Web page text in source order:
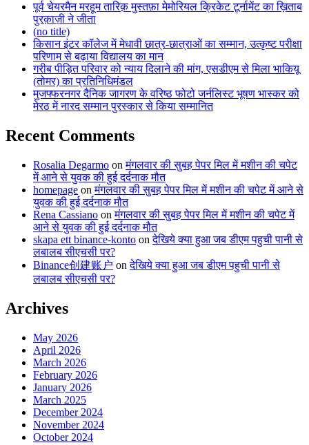
पूर्व चेयरमैन मरहूम तारिक़ मुस्तफ़ा मेमोरियल क्रिकेट टूर्नामेंट का ख़िताब
पुरक़ाज़ी ने जीता
(no title)
किसान इंटर कॉलेज में मेधावी छात्र-छात्राओं का सम्मान, उत्कृष्ट परीक्षा
परिणाम से बढ़ाया विद्यालय का मान
गरीब पीड़ित परिवार को न्याय दिलाने की मांग, एसडीएम से मिला भाकियू
(तोमर) का प्रतिनिधिमंडल
मुजफ्फरनगर दैनिक जागरण के वरिष्ठ फोटो जर्नलिस्ट भूषण भास्कर को
मेरठ में नारद सम्मान पुरस्कार से किया सम्मानित
Recent Comments
Rosalia Degarmo onमंगलवार की सुबह पेपर मिल में मशीन की चपेट
में आने से युवक की हुई दर्दनाक मौत
homepage onमंगलवार की सुबह पेपर मिल में मशीन की चपेट में आने से
युवक की हुई दर्दनाक मौत
Rena Cassiano onमंगलवार की सुबह पेपर मिल में मशीन की चपेट में
आने से युवक की हुई दर्दनाक मौत
skapa ett binance-konto onदेखिये क्या हुआ जब डीएम पहुची पानी से
लबालब सीएचसी पर?
Binance创建账户 onदेखिये क्या हुआ जब डीएम पहुची पानी से
लबालब सीएचसी पर?
Archives
May 2026
April 2026
March 2026
February 2026
January 2026
March 2025
December 2024
November 2024
October 2024